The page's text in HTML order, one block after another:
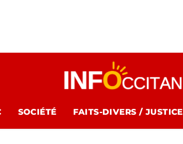
SOCIÉTÉ FAITS-DIVERS / JUSTICE